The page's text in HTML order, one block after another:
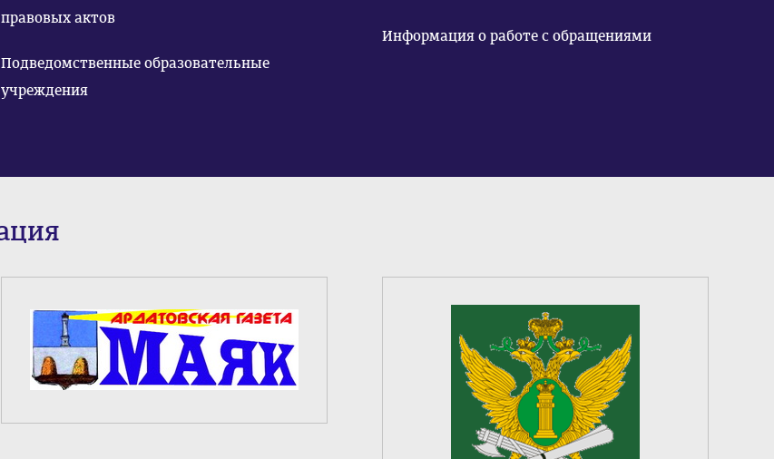
правовых актов
Подведомственные образовательные
учреждения
Информация о работе с обращениями